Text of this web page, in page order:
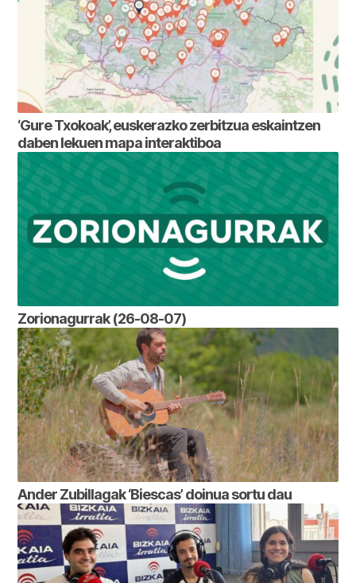
‘Gure Txokoak’, euskerazko zerbitzua eskaintzen
daben lekuen mapa interaktiboa
Zorionagurrak (26-08-07)
Ander Zubillagak ‘Biescas’ doinua sortu dau